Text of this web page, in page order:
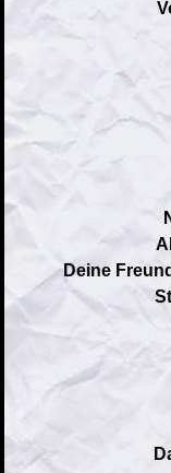
Deine